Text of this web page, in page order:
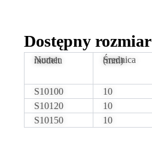
Dostępny rozmiar
Numer modelu Średnica (mm)
S10100 10
S10120
10
S10150
10